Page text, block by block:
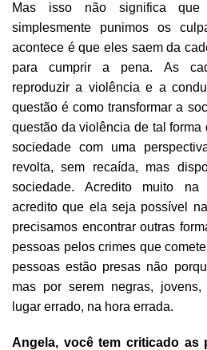
Mas isso não significa que
simplesmente punimos os
acontece é que eles saem da
para cumprir a pena. As
reproduzir a violência e a
questão é como transformar a
questão da violência de tal forma
sociedade com uma
revolta, sem recaída, mas
sociedade. Acredito muito
acredito que ela seja possível
precisamos encontrar outras
pessoas pelos crimes que
pessoas estão presas não
mas por serem negras,
lugar errado, na hora errada.
Angela, você tem criticado as